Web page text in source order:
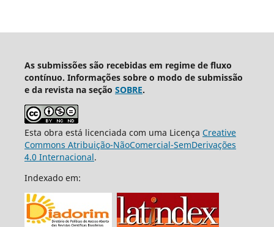
As submissões são recebidas em regime de fluxo
contínuo. Informações sobre o modo de submissão
e da revista na seção SOBRE.
Esta obra está licenciada com uma Licença Creative
Commons Atribuição-NãoComercial-SemDerivações
4.0 Internacional.
Indexado em: